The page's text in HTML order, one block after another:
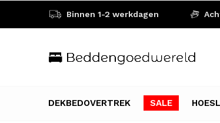
DEKBEDOVERTREK SALE
Binnen 1-2 werkdagen